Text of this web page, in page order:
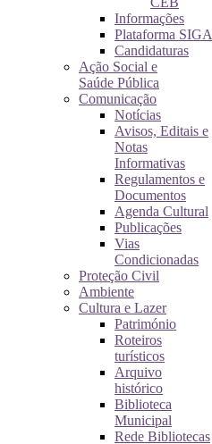
Informações
Plataforma SIGA
Candidaturas
Ação Social e
Saúde Pública
Comunicação
Notícias
Avisos, Editais e
Notas
Informativas
Regulamentos e
Documentos
Agenda Cultural
Publicações
Vias
Condicionadas
Proteção Civil
Ambiente
Cultura e Lazer
Património
Roteiros
turísticos
Arquivo
histórico
Biblioteca
Municipal
Rede Bibliotecas